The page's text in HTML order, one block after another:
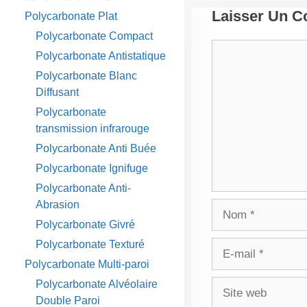
Laisser Un
Polycarbonate Plat
Polycarbonate Compact
Polycarbonate Antistatique
Polycarbonate Blanc
Diffusant
Polycarbonate
transmission infrarouge
Polycarbonate Anti Buée
Polycarbonate Ignifuge
Polycarbonate Anti-
Abrasion
Polycarbonate Givré
Polycarbonate Texturé
Polycarbonate Multi-paroi
Polycarbonate Alvéolaire
Double Paroi